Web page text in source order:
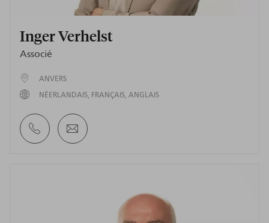
Inger Verhelst
Associé
ANVERS
NÉERLANDAIS FRANÇAIS ANGLAIS